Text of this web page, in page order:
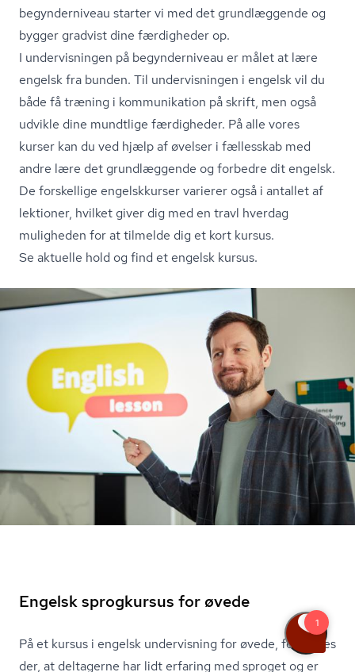
begynderniveau starter vi med det grundlæggende og
bygger gradvist dine færdigheder op.
I undervisningen på begynderniveau er målet at lære
engelsk fra bunden. Til undervisningen i engelsk vil du
både få træning i kommunikation på skrift, men også
udvikle dine mundtlige færdigheder. På alle vores
kurser kan du ved hjælp af øvelser i fællesskab med
andre lære det grundlæggende og forbedre dit engelsk.
De forskellige engelskkurser varierer også i antallet af
lektioner, hvilket giver dig med en travl hverdag
muligheden for at tilmelde dig et kort kursus.
Se aktuelle hold og find et engelsk kursus.
Engelsk sprogkursus for øvede
På et kursus i engelsk undervisning for øvede, forventes
der, at deltagerne har lidt erfaring med sproget og er